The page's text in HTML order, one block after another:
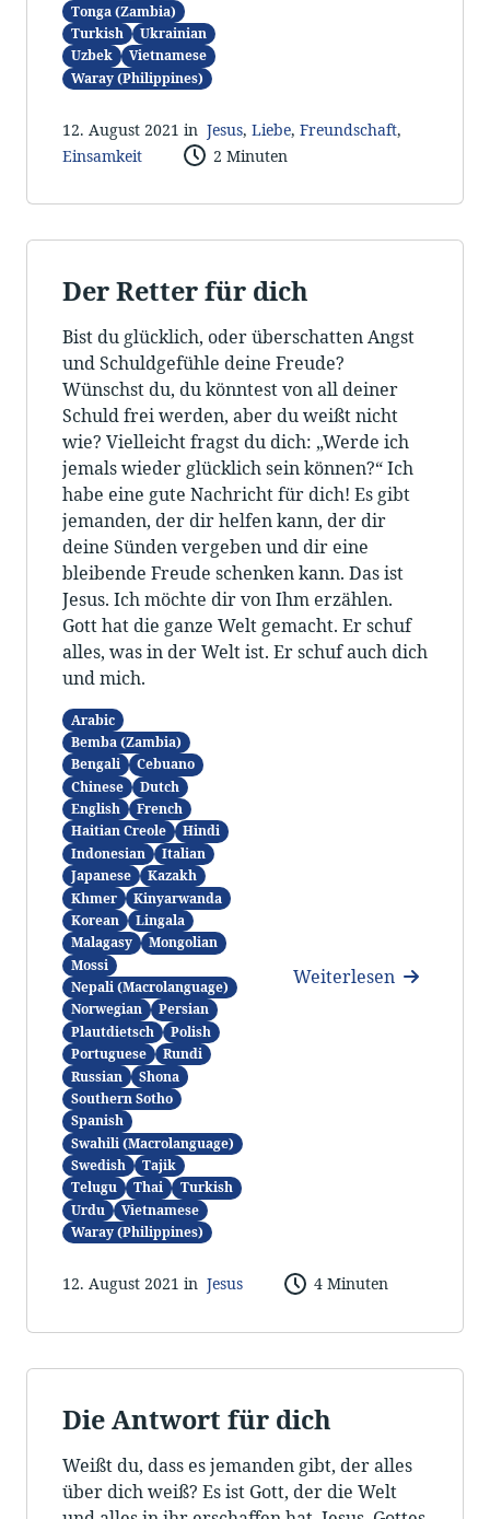
Tonga (Zambia)
Turkish
Ukrainian
Uzbek
Vietnamese
Waray (Philippines)
12. August 2021 in Jesus, Liebe, Freundschaft,
Einsamkeit
2 Minuten
Der Retter für dich
Bist du glücklich, oder überschatten Angst
und Schuldgefühle deine Freude?
Wünschst du, du könntest von all deiner
Schuld frei werden, aber du weißt nicht
wie? Vielleicht fragst du dich: „Werde ich
jemals wieder glücklich sein können?“ Ich
habe eine gute Nachricht für dich! Es gibt
jemanden, der dir helfen kann, der dir
deine Sünden vergeben und dir eine
bleibende Freude schenken kann. Das ist
Jesus. Ich möchte dir von Ihm erzählen.
Gott hat die ganze Welt gemacht. Er schuf
alles, was in der Welt ist. Er schuf auch dich
und mich.
Arabic
Bemba (Zambia)
Bengali
Cebuano
Chinese
Dutch
English
French
Haitian Creole
Hindi
Indonesian
Italian
Japanese
Kazakh
Khmer
Kinyarwanda
Korean
Lingala
Malagasy
Mongolian
Mossi
Nepali (Macrolanguage)
Norwegian
Persian
Plautdietsch
Polish
Portuguese
Rundi
Russian
Shona
Southern Sotho
Spanish
Swahili (Macrolanguage)
Swedish
Tajik
Telugu
Thai
Turkish
Urdu
Vietnamese
Waray (Philippines)
Weiterlesen
12. August 2021 in Jesus 4 Minuten
Die Antwort für dich
Weißt du, dass es jemanden gibt, der alles
über dich weiß? Es ist Gott, der die Welt